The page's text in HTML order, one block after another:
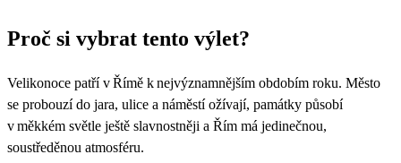
Proč si vybrat tento výlet?
Velikonoce patří v Římě k nejvýznamnějším obdobím roku. Město
se probouzí do jara, ulice a náměstí ožívají, památky působí
v měkkém světle ještě slavnostněji a Řím má jedinečnou,
soustředěnou atmosféru.